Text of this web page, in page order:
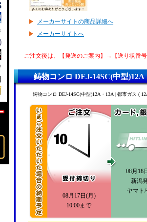
メーカーサイトの商品詳細へ
メーカーサイトへ
ご注文後は、【発送のご案内】→【送り状番
鋳物コンロ DEJ-14SC(中型
鋳物コンロ DEJ-14SC(中型)12A・13A | 都市ガス (
08月17日(月)
10:00まで
08月18
新潟
ヤマト/